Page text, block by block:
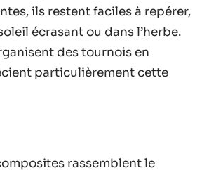
ils restent faciles à repérer,
écrasant ou dans l’herbe.
des tournois en
particulièrement cette
rassemblent le